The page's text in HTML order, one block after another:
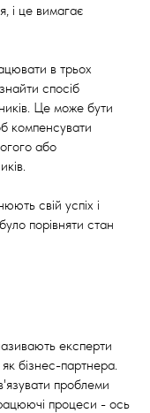
і це вимагає
в трьох
спосіб
Це може бути
компенсувати
або
свій успіх і
порівняти стан
експерти
бізнес-партнера.
проблеми
процеси - ось